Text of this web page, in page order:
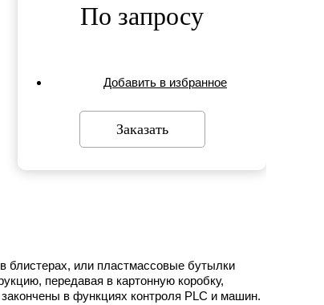
По запросу
Добавить в избранное
Заказать
блистерах, или пластмассовые бутылки
передавая в картонную коробку,
в функциях контроля PLC и машин.